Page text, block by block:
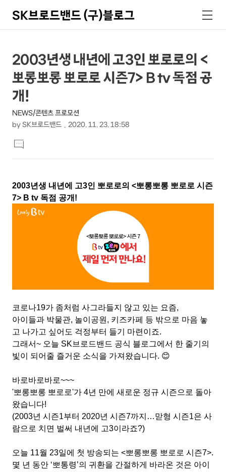
SK브로드밴드 (구)블로그
색
메
뉴
상
세
컨
텐
츠
본
문
제
목
2003년생 내년에 고3인 뽀로로의 <
뽀롱뽀롱 뽀로로 시즌7> B tv 독점 공
개!
NEWS/콘텐츠 프로모션
by SK브로드밴드 2020. 11. 23. 18:58
문
댓
글
2003년생 내년에 고3인 뽀로로의 <뽀롱뽀롱 뽀로로 시즌
7> B tv 독점 공개 !
코로나19가 좀처럼 사그라들지 않고 있는 요즘,
아이들과 박물관, 놀이공원 , 키즈카페 등 밖으로 마음 놓
고 나가고 싶어도 걱정부터 들기 마련이죠.
그래서~ 오늘 SK 브로드밴드 공식 블로그에서 한 줄기의
빛이 되어줄 즐거운 소식을 가져왔습니다. 😊
바로바로바로~~~
'뽀롱뽀롱 뽀로로'가 4년 만에 새로운 정규 시즌으로 돌아
왔습니다!
(2003년 시즌1부터 2020년 시즌7까지 …맏형 시즌1은 사
람으로 치면 벌써 내년에 고3이라죠?)
오늘 11월 23일에 첫 방송되는 <뽀롱뽀롱 뽀로로 시즌7>.
몇 년 동안 ‘뽀통령’의 귀환을 간절하게 바라온 것은 아이